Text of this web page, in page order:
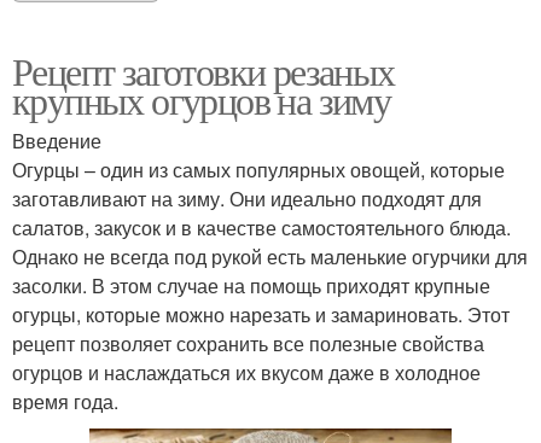
Рецепт заготовки резаных
крупных огурцов на зиму
Введение
Огурцы – один из самых популярных овощей, которые
заготавливают на зиму. Они идеально подходят для
салатов, закусок и в качестве самостоятельного блюда.
Однако не всегда под рукой есть маленькие огурчики для
засолки. В этом случае на помощь приходят крупные
огурцы, которые можно нарезать и замариновать. Этот
рецепт позволяет сохранить все полезные свойства
огурцов и наслаждаться их вкусом даже в холодное
время года.